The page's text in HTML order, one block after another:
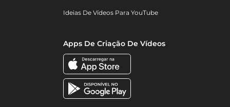
Ideias De Vídeos Para YouTube
Apps De Criação De Vídeos